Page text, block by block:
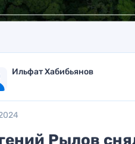
Ильфат Хабибьянов
Рылов